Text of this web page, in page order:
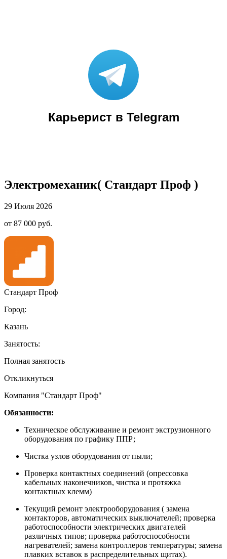
Карьерист в Telegram
Электромеханик( Стандарт Проф )
29 Июля 2026
от 87 000 руб.
Стандарт Проф
Город:
Казань
Занятость:
Полная занятость
Откликнуться
Компания "Стандарт Проф"
Обязанности:
Техническое обслуживание и ремонт экструзионного
оборудования по графику ППР;
Чистка узлов оборудования от пыли;
Проверка контактных соединений (опрессовка
кабельных наконечников, чистка и протяжка
контактных клемм)
Текущий ремонт электрооборудования ( замена
контакторов, автоматических выключателей; проверка
работоспособности электрических двигателей
различных типов; проверка работоспособности
нагревателей; замена контроллеров температуры; замена
плавких вставок в распределительных щитах).